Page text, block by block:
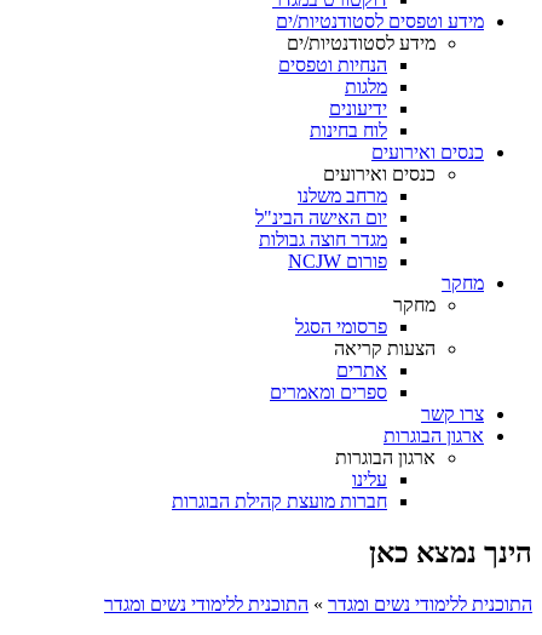
מידע וטפסים לסטודנטיות/ים
מידע לסטודנטיות/ים
הנחיות וטפסים
מלגות
ידיעונים
לוח בחינות
כנסים ואירועים
כנסים ואירועים
מרחב משלנו
יום האישה הבינ"ל
מגדר חוצה גבולות
פורום NCJW
מחקר
מחקר
פרסומי הסגל
הצעות קריאה
אתרים
ספרים ומאמרים
צרו קשר
ארגון הבוגרות
ארגון הבוגרות
עלינו
חברות מועצת קהילת הבוגרות
הינך נמצא כאן
התוכנית ללימודי נשים ומגדר » התוכנית ללימודי נשים ומגדר